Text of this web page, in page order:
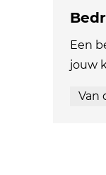
Een
jouw
Van